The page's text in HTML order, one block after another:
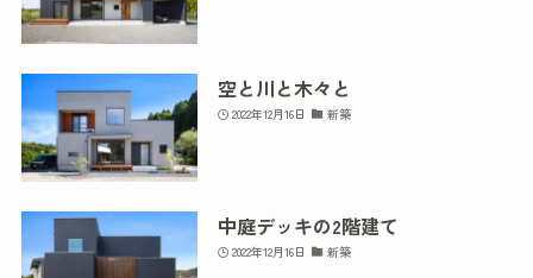
空と川と木々と
2022年12月16日 新築
中庭デッキの2階建て
2022年12月16日 新築